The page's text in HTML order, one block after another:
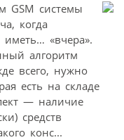
GSM системы
когда
«вчера».
алгоритм
всего, нужно
есть на складе
— наличие
средств
конс...